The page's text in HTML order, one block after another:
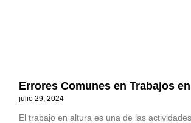
Errores Comunes en Trabajos
julio 29, 2024
El trabajo en altura es una de las